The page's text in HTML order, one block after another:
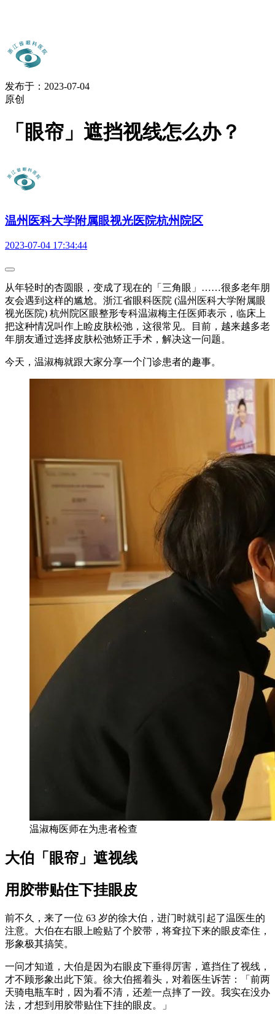
发布于：2023-07-04
原创
「眼帘」遮挡视线怎么办？
温州医科大学附属眼视光医院杭州院区
2023-07-04 17:34:44
从年轻时的杏圆眼，变成了现在的「三角眼」……很多老年朋
友会遇到这样的尴尬。浙江省眼科医院 (温州医科大学附属眼
视光医院) 杭州院区眼整形专科温淑梅主任医师表示，临床上
把这种情况叫作上睑皮肤松弛，这很常见。目前，越来越多老
年朋友通过选择皮肤松弛矫正手术，解决这一问题。
今天，温淑梅就跟大家分享一个门诊患者的趣事。
温淑梅医师在为患者检查
大伯「眼帘」遮视线
用胶带贴住下挂眼皮
前不久，来了一位 63 岁的徐大伯，进门时就引起了温医生的
注意。大伯在右眼上睑贴了个胶带，将耷拉下来的眼皮牵住，
形象极其搞笑。
一问才知道，大伯是因为右眼皮下垂得厉害，遮挡住了视线，
才不顾形象出此下策。徐大伯摇着头，对着医生诉苦：「前两
天骑电瓶车时，因为看不清，还差一点摔了一跤。我实在没办
法，才想到用胶带贴住下挂的眼皮。」